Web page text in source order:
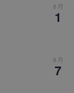
8 月
1
8 月
7